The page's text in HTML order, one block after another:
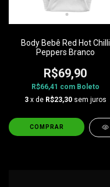
Body Bebê Red Hot Chilli
Peppers Branco
R$69,90
R$66,41 com Boleto
3 x de R$23,30 sem juros
COMPRAR